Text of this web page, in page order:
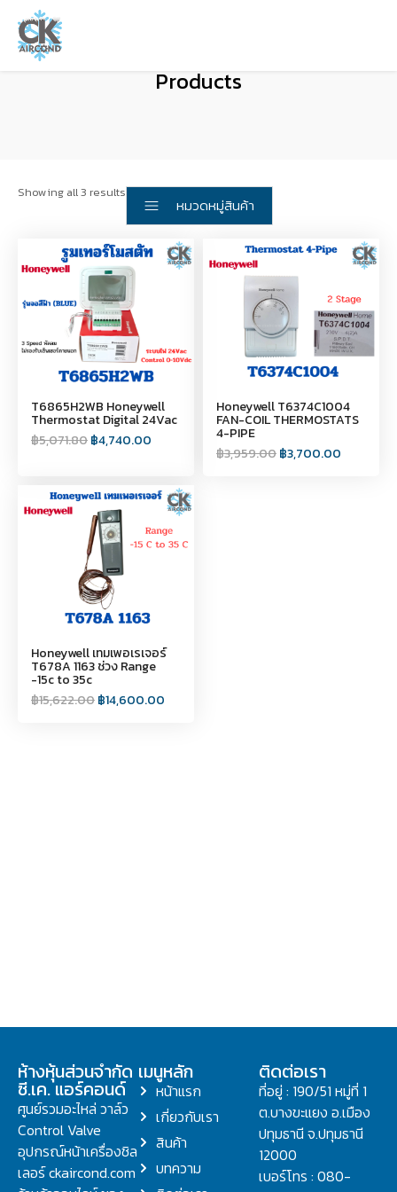
Products
Showing all 3 results
หมวดหมู่สินค้า
T6865H2WB Honeywell
Thermostat Digital 24Vac
฿5,071.80฿4,740.00
Honeywell T6374C1004
FAN-COIL THERMOSTATS
4-PIPE
฿3,959.00฿3,700.00
Honeywell เทมเพอเรเจอร์
T678A 1163 ช่วง Range
-15c to 35c
฿15,622.00฿14,600.00
ห้างหุ้นส่วนจำกัด
ซี.เค. แอร์คอนด์
ศูนย์รวมอะไหล่ วาล์ว
Control Valve
อุปกรณ์หน้าเครื่องชิล
เลอร์ ckaircond.com
เมนูหลัก
หน้าแรก
เกี่ยวกับเรา
สินค้า
บทความ
ติดต่อเรา
ที่อยู่ : 190/51 หมู่ที่ 1
ต.บางขะแยง อ.เมือง
ปทุมธานี จ.ปทุมธานี
12000
เบอร์โทร : 080-